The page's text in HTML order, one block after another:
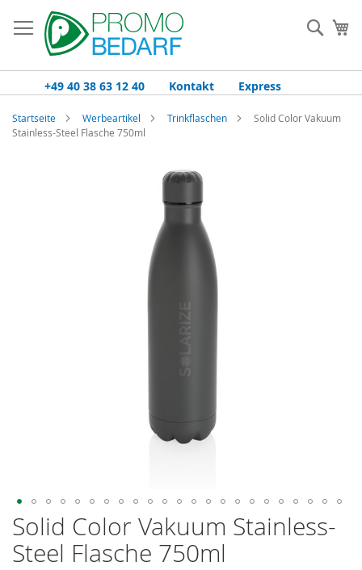
Inhalt
springen
+49 40 38 63 12 40 Kontakt Express
Startseite Werbeartikel Trinkflaschen
Solid Color Vakuum
Stainless-Steel Flasche 750ml
Solid Color Vakuum Stainless-
Steel Flasche 750ml
Zum
Anfang
der